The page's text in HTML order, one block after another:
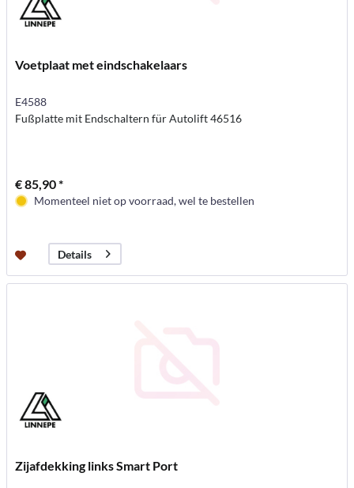
Voetplaat met eindschakelaars
E4588
Fußplatte mit Endschaltern für Autolift 46516
€ 85,90 *
Momenteel niet op voorraad, wel te bestellen
Details
Zijafdekking links Smart Port